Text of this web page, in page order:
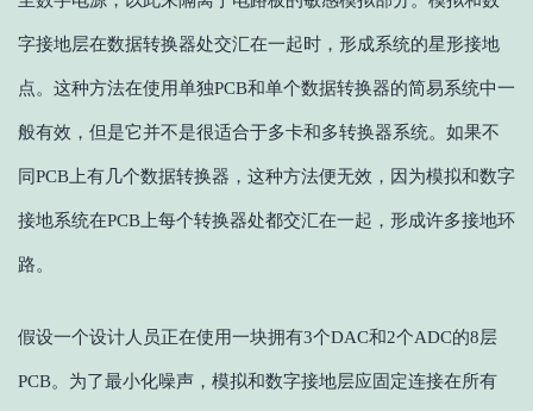
字接地层在数据转换器处交汇在一起时，形成系统的星形接地
点。这种方法在使用单独PCB和单个数据转换器的简易系统中一
般有效，但是它并不是很适合于多卡和多转换器系统。如果不
同PCB上有几个数据转换器，这种方法便无效，因为模拟和数字
接地系统在PCB上每个转换器处都交汇在一起，形成许多接地环
路。
假设一个设计人员正在使用一块拥有3个DAC和2个ADC的8层
PCB。为了最小化噪声，模拟和数字接地层应固定连接在所有